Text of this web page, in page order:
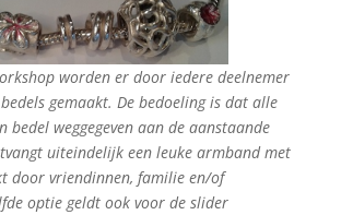
worden er door iedere deelnemer
gemaakt. De bedoeling is dat alle
bedel weggegeven aan de aanstaande
uiteindelijk een leuke armband met
door vriendinnen, familie en/of
optie geldt ook voor de slider